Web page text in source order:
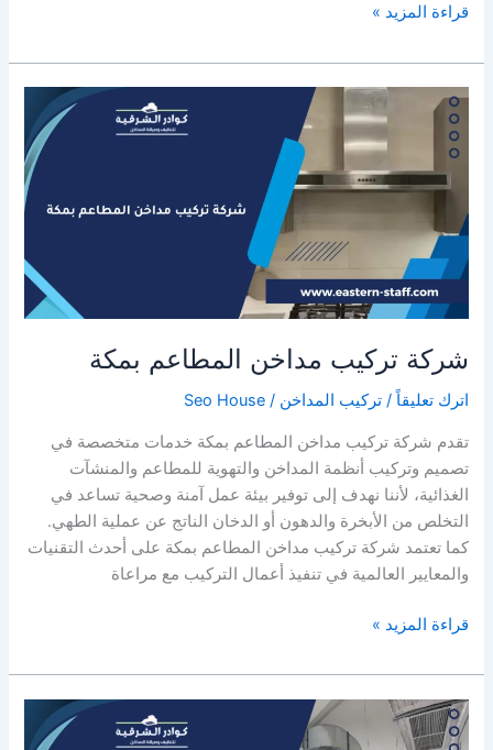
شركة
مداخن
المطاعم
بالرياض
قراءة المزيد »
شركة تركيب مداخن المطاعم بمكة
اترك تعليقاً /تركيب المداخن /
Seo House
تقدم شركة تركيب مداخن المطاعم بمكة خدمات متخصصة في
تصميم وتركيب أنظمة المداخن والتهوية للمطاعم والمنشآت
الغذائية، لأننا نهدف إلى توفير بيئة عمل آمنة وصحية تساعد في
التخلص من الأبخرة والدهون أو الدخان الناتج عن عملية الطهي.
كما تعتمد شركة تركيب مداخن المطاعم بمكة على أحدث التقنيات
والمعايير العالمية في تنفيذ أعمال التركيب مع مراعاة
شركة
مداخن
المطاعم
بمكة
قراءة المزيد »